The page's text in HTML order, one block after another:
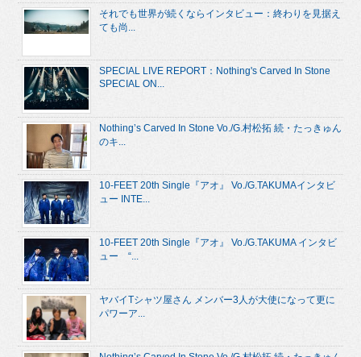
それでも世界が続くならインタビュー：終わりを見据え
ても尚...
SPECIAL LIVE REPORT：Nothing's Carved In Stone
SPECIAL ON...
Nothing’s Carved In Stone Vo./G.村松拓 続・たっきゅん
のキ...
10-FEET 20th Single『アオ』 Vo./G.TAKUMAインタビ
ュー INTE...
10-FEET 20th Single『アオ』 Vo./G.TAKUMA インタビ
ュー “...
ヤバイTシャツ屋さん メンバー3人が大使になって更に
パワーア...